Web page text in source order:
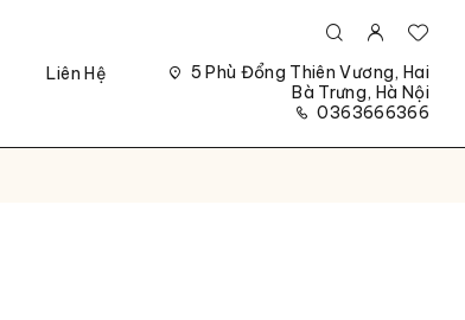
Liên Hệ
5 Phù Đổng Thiên Vương, Hai
Bà Trưng, Hà Nội
0363666366